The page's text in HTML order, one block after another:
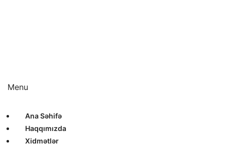
Menu
Ana Səhifə
Haqqımızda
Xidmətlər